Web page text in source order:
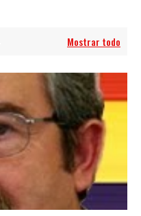
Mostrar todo